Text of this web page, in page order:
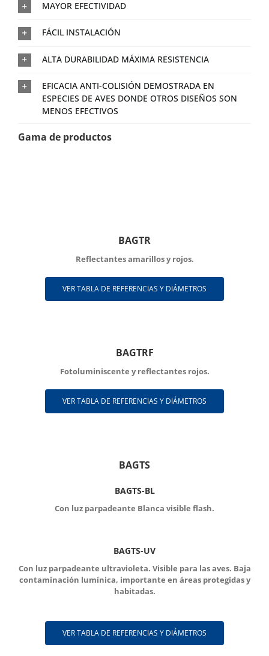
MAYOR EFECTIVIDAD
FÁCIL INSTALACIÓN
ALTA DURABILIDAD MÁXIMA RESISTENCIA
EFICACIA ANTI-COLISIÓN DEMOSTRADA EN
ESPECIES DE AVES DONDE OTROS DISEÑOS SON
MENOS EFECTIVOS
Gama de productos
BAGTR
Reflectantes amarillos y rojos.
VER TABLA DE REFERENCIAS Y DIÁMETROS
BAGTRF
Fotoluminiscente y reflectantes rojos.
VER TABLA DE REFERENCIAS Y DIÁMETROS
BAGTS
BAGTS-BL
Con luz parpadeante Blanca visible flash.
BAGTS-UV
Con luz parpadeante ultravioleta. Visible para las aves. Baja
contaminación lumínica, importante en áreas protegidas y
habitadas.
VER TABLA DE REFERENCIAS Y DIÁMETROS